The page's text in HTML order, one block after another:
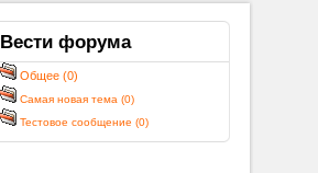
Вести форума
Общее (0)
Самая новая тема (0)
Тестовое сообщение (0)